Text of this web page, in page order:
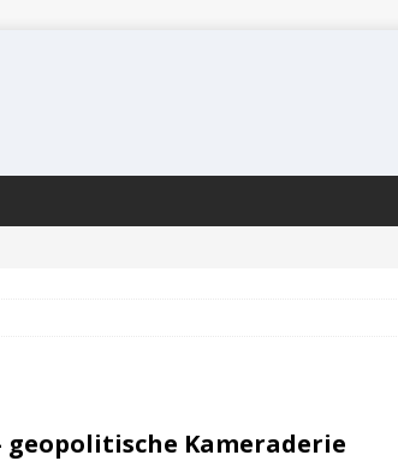
geopolitische Kameraderie